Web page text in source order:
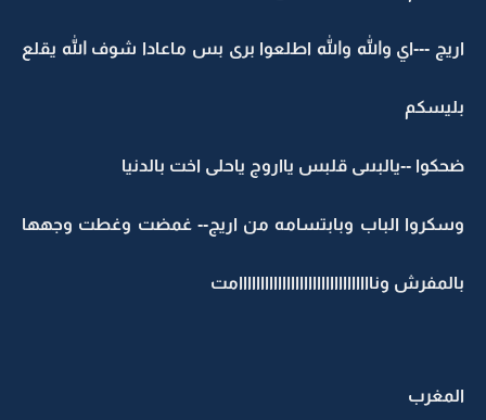
اريج ---اي والله والله اطلعوا برى بس ماعادا شوف الله يقلع
بليسكم
ضحكوا --يالبىىى قلبس يااروج ياحلى اخت بالدنيا
وسكروا الباب وبابتسامه من اريج-- غمضت وغطت وجهها
بالمفرش ونااااااااااااااااااااااااااااااامت
المغرب